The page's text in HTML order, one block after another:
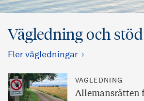
Vägledning och stöd
Fler vägledningar
VÄGLEDNING
Allemansrätten